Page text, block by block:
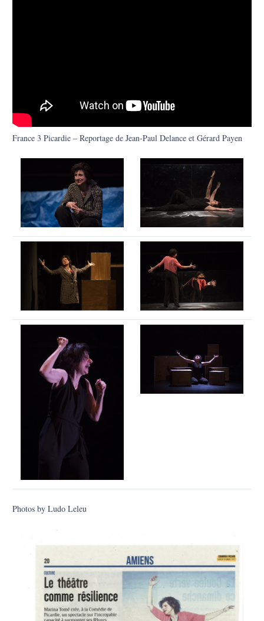
France 3 Picardie – Reportage de Jean-Paul Delance et Gérard Payen
Photos by Ludo Leleu